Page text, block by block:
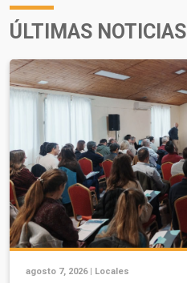
ÚLTIMAS NOTICIAS
agosto 7, 2026 | Locales